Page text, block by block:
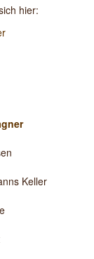
hier:
Keller